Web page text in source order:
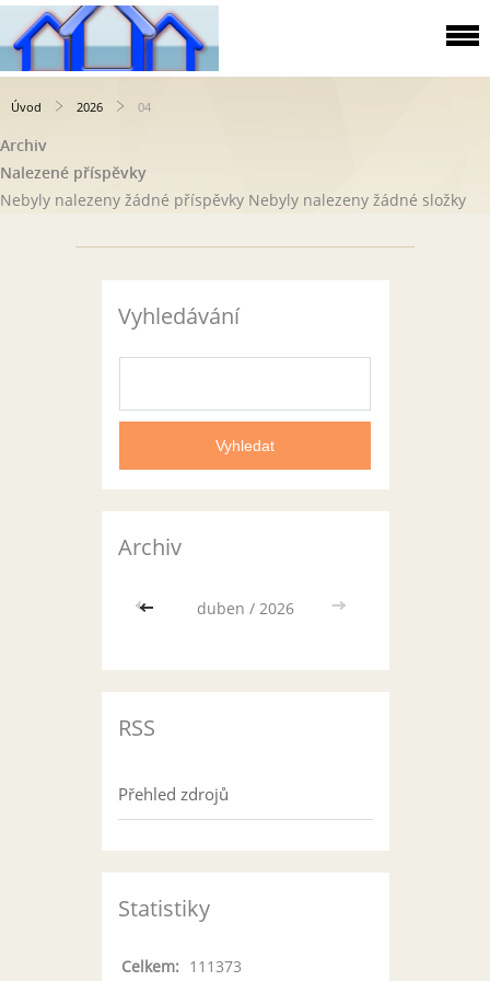
Úvod 2026 04
Archiv
Nalezené příspěvky
Nebyly nalezeny žádné příspěvky Nebyly nalezeny žádné složky
Vyhledávání
Archiv
<< duben / 2026 >>
RSS
Přehled zdrojů
Statistiky
Celkem: 111373